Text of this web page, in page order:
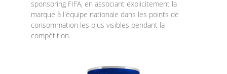
sponsoring FIFA, en associant explicitement la
marque à l'équipe nationale dans les points de
consommation les plus visibles pendant la
compétition.